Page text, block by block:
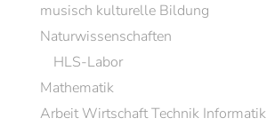
musisch kulturelle Bildung
Naturwissenschaften
HLS-Labor
Mathematik
Arbeit Wirtschaft Technik Informatik